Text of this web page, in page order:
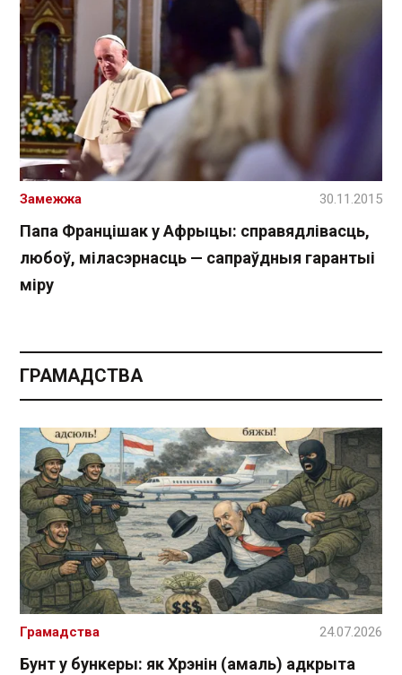
Папа Францішак у Афрыцы: справядлівасць,
любоў, міласэрнасць — сапраўдныя гарантыі
міру
Замежжа 30.11.2015
ГРАМАДСТВА
Бунт у бункеры: як Хрэнін (амаль) адкрыта
Грамадства 24.07.2026